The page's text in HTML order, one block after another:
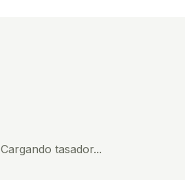
Cargando tasador...